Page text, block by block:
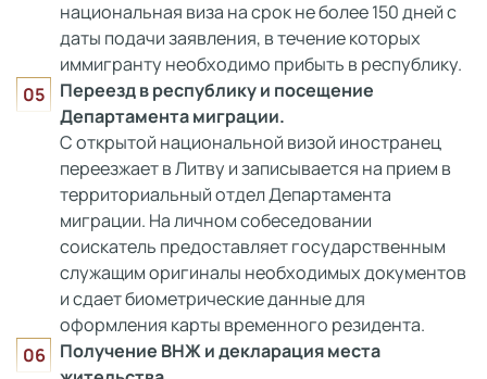
национальная виза на срок не более 150 дней с
даты подачи заявления, в течение которых
иммигранту необходимо прибыть в республику.
Переезд в республику и посещение
Департамента миграции.
С открытой национальной визой иностранец
переезжает в Литву и записывается на прием в
территориальный отдел Департамента
миграции. На личном собеседовании
соискатель предоставляет государственным
служащим оригиналы необходимых документов
и сдает биометрические данные для
оформления карты временного резидента.
Получение ВНЖ и декларация места